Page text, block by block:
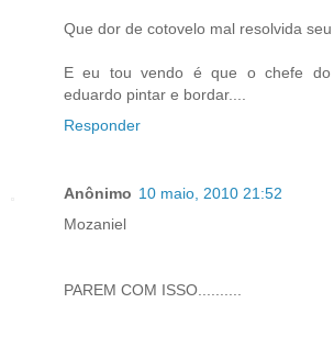
Que dor de cotovelo mal resolvida
E eu tou vendo é que o chefe do
eduardo pintar e bordar....
Responder
Anônimo 10 maio, 2010 21:52
Mozaniel
PAREM COM ISSO..........